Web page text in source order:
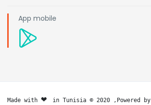
App mobile
Made with ❤️ in Tunisia © 2020 ,Powered by